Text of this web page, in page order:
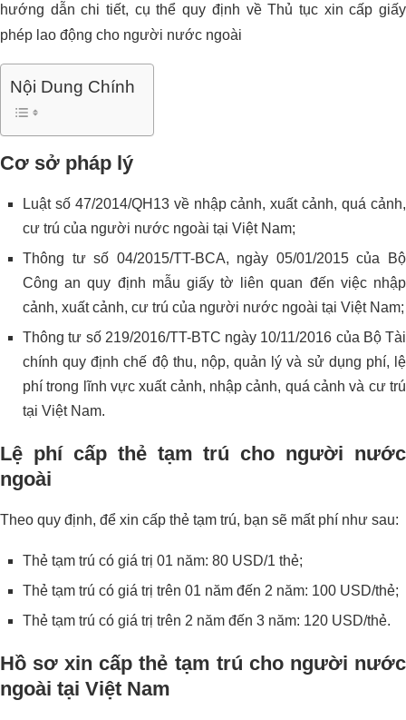
hướng dẫn chi tiết, cụ thể quy định về Thủ tục xin cấp giấy
phép lao động cho người nước ngoài
Nội Dung Chính
Cơ sở pháp lý
Luật số 47/2014/QH13 về nhập cảnh, xuất cảnh, quá cảnh,
cư trú của người nước ngoài tại Việt Nam;
Thông tư số 04/2015/TT-BCA, ngày 05/01/2015 của Bộ
Công an quy định mẫu giấy tờ liên quan đến việc nhập
cảnh, xuất cảnh, cư trú của người nước ngoài tại Việt Nam;
Thông tư số 219/2016/TT-BTC ngày 10/11/2016 của Bộ Tài
chính quy định chế độ thu, nộp, quản lý và sử dụng phí, lệ
phí trong lĩnh vực xuất cảnh, nhập cảnh, quá cảnh và cư trú
tại Việt Nam.
Lệ phí cấp thẻ tạm trú cho người nước
ngoài
Theo quy định, để xin cấp thẻ tạm trú, bạn sẽ mất phí như sau:
Thẻ tạm trú có giá trị 01 năm: 80 USD/1 thẻ;
Thẻ tạm trú có giá trị trên 01 năm đến 2 năm: 100 USD/thẻ;
Thẻ tạm trú có giá trị trên 2 năm đến 3 năm: 120 USD/thẻ.
Hồ sơ xin cấp thẻ tạm trú cho người nước
ngoài tại Việt Nam